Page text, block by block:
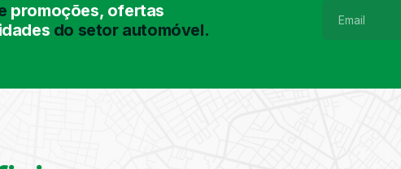
promoções, ofertas
do setor automóvel.
Pesquisa de